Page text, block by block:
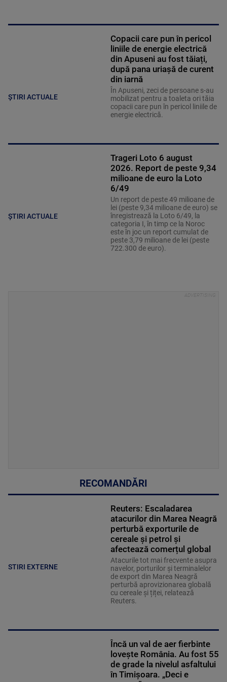
ȘTIRI ACTUALE
Copacii care pun în pericol
liniile de energie electrică
din Apuseni au fost tăiați,
după pana uriașă de curent
din iarnă
În Apuseni, zeci de persoane s-au
mobilizat pentru a toaleta ori tăia
copacii care pun în pericol liniile de
energie electrică.
ȘTIRI ACTUALE
Trageri Loto 6 august
2026. Report de peste 9,34
milioane de euro la Loto
6/49
Un report de peste 49 milioane de
lei (peste 9,34 milioane de euro) se
înregistrează la Loto 6/49, la
categoria I, în timp ce la Noroc
este în joc un report cumulat de
peste 3,79 milioane de lei (peste
722.300 de euro).
RECOMANDĂRI
STIRI EXTERNE
Reuters: Escaladarea
atacurilor din Marea Neagră
perturbă exporturile de
cereale și petrol și
afectează comerțul global
Atacurile tot mai frecvente asupra
navelor, porturilor și terminalelor
de export din Marea Neagră
perturbă aprovizionarea globală
cu cereale și țiței, relatează
Reuters.
Încă un val de aer fierbinte
lovește România. Au fost 55
de grade la nivelul asfaltului
în Timișoara. „Deci e